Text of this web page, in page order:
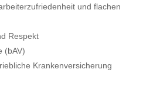
und flachen
Respekt
(bAV)
Krankenversicherung